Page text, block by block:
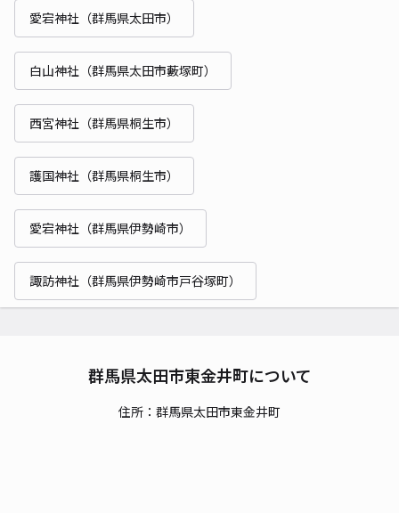
愛宕神社（群馬県太田市）
白山神社（群馬県太田市藪塚町）
西宮神社（群馬県桐生市）
護国神社（群馬県桐生市）
愛宕神社（群馬県伊勢崎市）
諏訪神社（群馬県伊勢崎市戸谷塚町）
群馬県太田市東金井町について
住所：群馬県太田市東金井町